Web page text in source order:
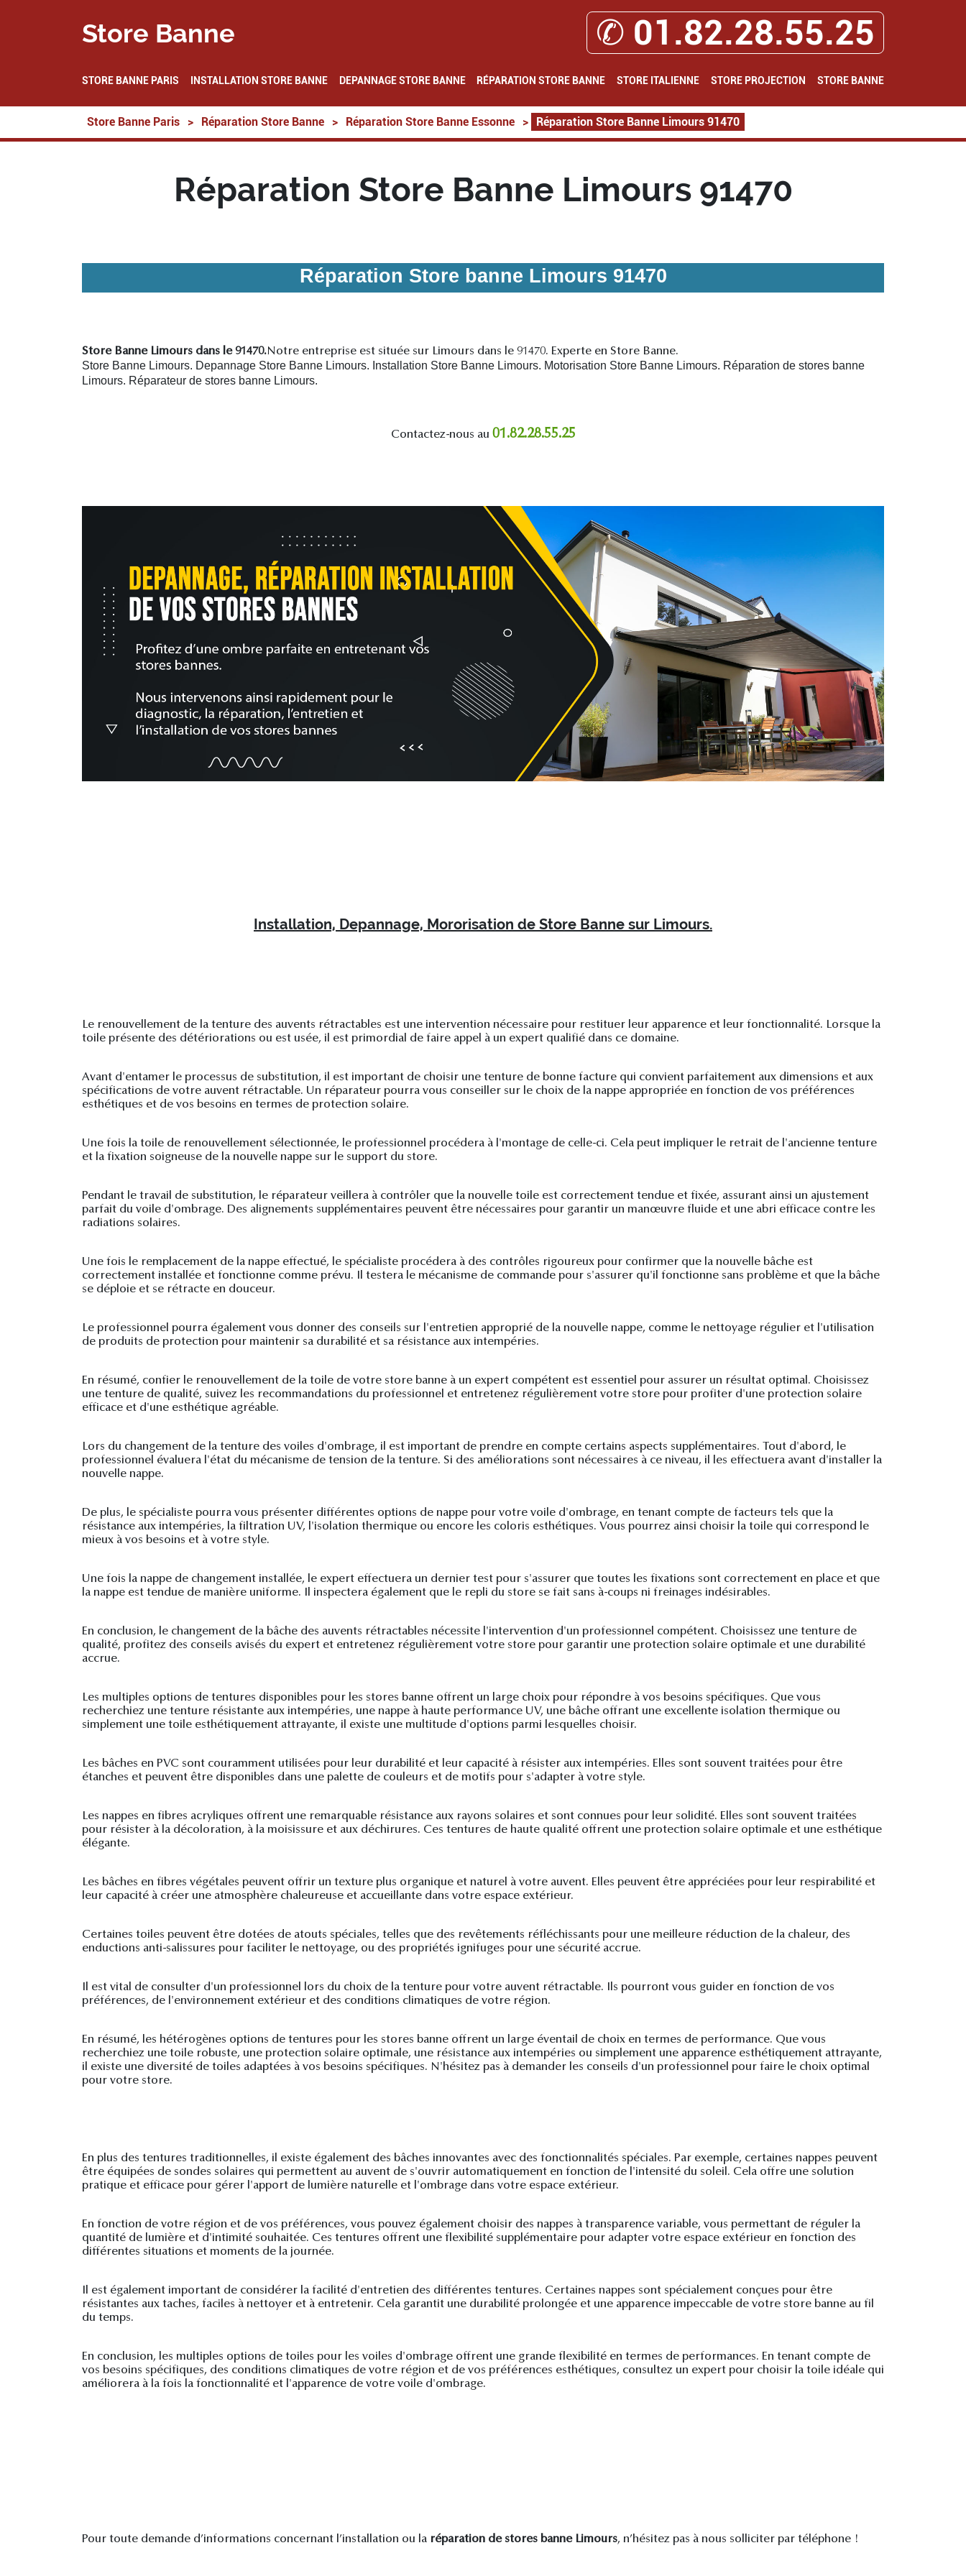
Store Banne ✆ 01.82.28.55.25
STORE BANNE PARIS INSTALLATION STORE BANNE DEPANNAGE STORE BANNE RÉPARATION STORE BANNE STORE ITALIENNE STORE PROJECTION STORE BANNE
Store Banne Paris > Réparation Store Banne > Réparation Store Banne Essonne > Réparation Store Banne Limours 91470
Réparation Store Banne Limours 91470
Réparation Store banne Limours 91470
Store Banne Limours dans le 91470.Notre entreprise est située sur Limours dans le 91470. Experte en Store Banne.
Store Banne Limours. Depannage Store Banne Limours. Installation Store Banne Limours. Motorisation Store Banne Limours. Réparation de stores banne
Limours. Réparateur de stores banne Limours.
Contactez-nous au 01.82.28.55.25
Installation, Depannage, Mororisation de Store Banne sur Limours.
Le renouvellement de la tenture des auvents rétractables est une intervention nécessaire pour restituer leur apparence et leur fonctionnalité. Lorsque la
toile présente des détériorations ou est usée, il est primordial de faire appel à un expert qualifié dans ce domaine.
Avant d'entamer le processus de substitution, il est important de choisir une tenture de bonne facture qui convient parfaitement aux dimensions et aux
spécifications de votre auvent rétractable. Un réparateur pourra vous conseiller sur le choix de la nappe appropriée en fonction de vos préférences
esthétiques et de vos besoins en termes de protection solaire.
Une fois la toile de renouvellement sélectionnée, le professionnel procédera à l'montage de celle-ci. Cela peut impliquer le retrait de l'ancienne tenture
et la fixation soigneuse de la nouvelle nappe sur le support du store.
Pendant le travail de substitution, le réparateur veillera à contrôler que la nouvelle toile est correctement tendue et fixée, assurant ainsi un ajustement
parfait du voile d'ombrage. Des alignements supplémentaires peuvent être nécessaires pour garantir un manœuvre fluide et une abri efficace contre les
radiations solaires.
Une fois le remplacement de la nappe effectué, le spécialiste procédera à des contrôles rigoureux pour confirmer que la nouvelle bâche est
correctement installée et fonctionne comme prévu. Il testera le mécanisme de commande pour s'assurer qu'il fonctionne sans problème et que la bâche
se déploie et se rétracte en douceur.
Le professionnel pourra également vous donner des conseils sur l'entretien approprié de la nouvelle nappe, comme le nettoyage régulier et l'utilisation
de produits de protection pour maintenir sa durabilité et sa résistance aux intempéries.
En résumé, confier le renouvellement de la toile de votre store banne à un expert compétent est essentiel pour assurer un résultat optimal. Choisissez
une tenture de qualité, suivez les recommandations du professionnel et entretenez régulièrement votre store pour profiter d'une protection solaire
efficace et d'une esthétique agréable.
Lors du changement de la tenture des voiles d'ombrage, il est important de prendre en compte certains aspects supplémentaires. Tout d'abord, le
professionnel évaluera l'état du mécanisme de tension de la tenture. Si des améliorations sont nécessaires à ce niveau, il les effectuera avant d'installer la
nouvelle nappe.
De plus, le spécialiste pourra vous présenter différentes options de nappe pour votre voile d'ombrage, en tenant compte de facteurs tels que la
résistance aux intempéries, la filtration UV, l'isolation thermique ou encore les coloris esthétiques. Vous pourrez ainsi choisir la toile qui correspond le
mieux à vos besoins et à votre style.
Une fois la nappe de changement installée, le expert effectuera un dernier test pour s'assurer que toutes les fixations sont correctement en place et que
la nappe est tendue de manière uniforme. Il inspectera également que le repli du store se fait sans à-coups ni freinages indésirables.
En conclusion, le changement de la bâche des auvents rétractables nécessite l'intervention d'un professionnel compétent. Choisissez une tenture de
qualité, profitez des conseils avisés du expert et entretenez régulièrement votre store pour garantir une protection solaire optimale et une durabilité
accrue.
Les multiples options de tentures disponibles pour les stores banne offrent un large choix pour répondre à vos besoins spécifiques. Que vous
recherchiez une tenture résistante aux intempéries, une nappe à haute performance UV, une bâche offrant une excellente isolation thermique ou
simplement une toile esthétiquement attrayante, il existe une multitude d'options parmi lesquelles choisir.
Les bâches en PVC sont couramment utilisées pour leur durabilité et leur capacité à résister aux intempéries. Elles sont souvent traitées pour être
étanches et peuvent être disponibles dans une palette de couleurs et de motifs pour s'adapter à votre style.
Les nappes en fibres acryliques offrent une remarquable résistance aux rayons solaires et sont connues pour leur solidité. Elles sont souvent traitées
pour résister à la décoloration, à la moisissure et aux déchirures. Ces tentures de haute qualité offrent une protection solaire optimale et une esthétique
élégante.
Les bâches en fibres végétales peuvent offrir un texture plus organique et naturel à votre auvent. Elles peuvent être appréciées pour leur respirabilité et
leur capacité à créer une atmosphère chaleureuse et accueillante dans votre espace extérieur.
Certaines toiles peuvent être dotées de atouts spéciales, telles que des revêtements réfléchissants pour une meilleure réduction de la chaleur, des
enductions anti-salissures pour faciliter le nettoyage, ou des propriétés ignifuges pour une sécurité accrue.
Il est vital de consulter d'un professionnel lors du choix de la tenture pour votre auvent rétractable. Ils pourront vous guider en fonction de vos
préférences, de l'environnement extérieur et des conditions climatiques de votre région.
En résumé, les hétérogènes options de tentures pour les stores banne offrent un large éventail de choix en termes de performance. Que vous
recherchiez une toile robuste, une protection solaire optimale, une résistance aux intempéries ou simplement une apparence esthétiquement attrayante,
il existe une diversité de toiles adaptées à vos besoins spécifiques. N'hésitez pas à demander les conseils d'un professionnel pour faire le choix optimal
pour votre store.
En plus des tentures traditionnelles, il existe également des bâches innovantes avec des fonctionnalités spéciales. Par exemple, certaines nappes peuvent
être équipées de sondes solaires qui permettent au auvent de s'ouvrir automatiquement en fonction de l'intensité du soleil. Cela offre une solution
pratique et efficace pour gérer l'apport de lumière naturelle et l'ombrage dans votre espace extérieur.
En fonction de votre région et de vos préférences, vous pouvez également choisir des nappes à transparence variable, vous permettant de réguler la
quantité de lumière et d'intimité souhaitée. Ces tentures offrent une flexibilité supplémentaire pour adapter votre espace extérieur en fonction des
différentes situations et moments de la journée.
Il est également important de considérer la facilité d'entretien des différentes tentures. Certaines nappes sont spécialement conçues pour être
résistantes aux taches, faciles à nettoyer et à entretenir. Cela garantit une durabilité prolongée et une apparence impeccable de votre store banne au fil
du temps.
En conclusion, les multiples options de toiles pour les voiles d'ombrage offrent une grande flexibilité en termes de performances. En tenant compte de
vos besoins spécifiques, des conditions climatiques de votre région et de vos préférences esthétiques, consultez un expert pour choisir la toile idéale qui
améliorera à la fois la fonctionnalité et l'apparence de votre voile d'ombrage.
Pour toute demande d’informations concernant l’installation ou la réparation de stores banne Limours, n’hésitez pas à nous solliciter par téléphone !